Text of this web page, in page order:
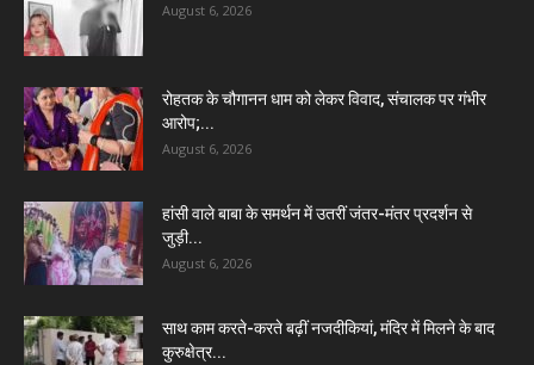
August 6, 2026
रोहतक के चौगानन धाम को लेकर विवाद, संचालक पर गंभीर
आरोप;...
August 6, 2026
हांसी वाले बाबा के समर्थन में उतरीं जंतर-मंतर प्रदर्शन से
जुड़ी...
August 6, 2026
साथ काम करते-करते बढ़ीं नजदीकियां, मंदिर में मिलने के बाद
कुरुक्षेत्र...